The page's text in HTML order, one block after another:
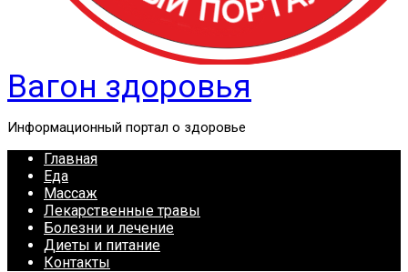
Вагон здоровья
Информационный портал о здоровье
Главная
Еда
Массаж
Лекарственные травы
Болезни и лечение
Диеты и питание
Контакты